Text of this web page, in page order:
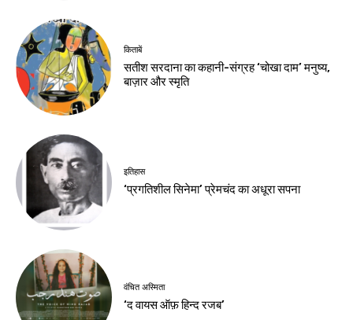
किताबें
सतीश सरदाना का कहानी-संग्रह ‘चोखा दाम’ मनुष्य,
बाज़ार और स्मृति
इतिहास
‘प्रगतिशील सिनेमा’ प्रेमचंद का अधूरा सपना
वंचित अस्मिता
‘द वायस ऑफ़ हिन्द रजब’